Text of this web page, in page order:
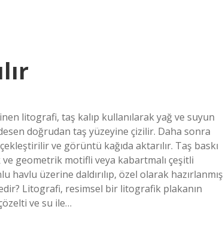
litografi, taş kalıp kullanılarak yağ ve suyun
doğrudan taş yüzeyine çizilir. Daha sonra
ve görüntü kağıda aktarılır. Taş baskı
ve geometrik motifli veya kabartmalı çeşitli
üzerine daldırılıp, özel olarak hazırlanmış
Litografi, resimsel bir litografik plakanın
ve su ile…